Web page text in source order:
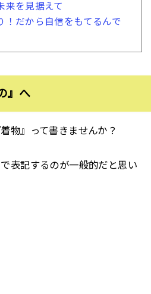
来を見据えて
！だから自信をもてるんで
』へ
物』って書きませんか？
表記するのが一般的だと思い